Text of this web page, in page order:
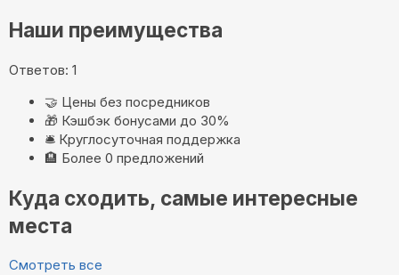
Наши преимущества
Ответов: 1
🤝 Цены без посредников
🎁 Кэшбэк бонусами до 30%
🛎️ Круглосуточная поддержка
🏨 Более 0 предложений
Куда сходить, самые интересные
места
Смотреть все